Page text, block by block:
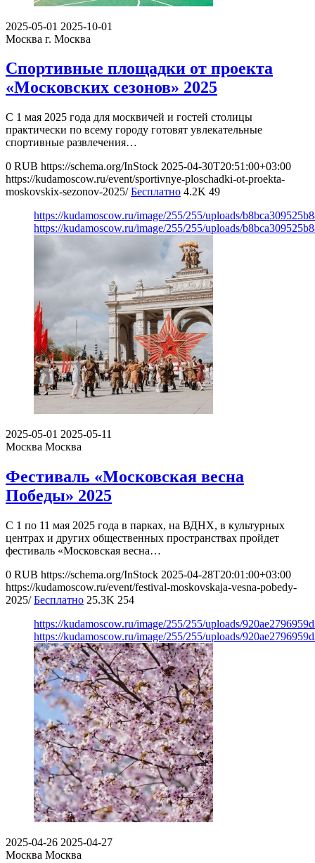
2025-05-01 2025-10-01
Москва г. Москва
Спортивные площадки от проекта
«Московских сезонов» 2025
С 1 мая 2025 года для москвичей и гостей столицы
практически по всему городу готовят увлекательные
спортивные развлечения…
0 RUB https://schema.org/InStock 2025-04-30T20:51:00+03:00
https://kudamoscow.ru/event/sportivnye-ploschadki-ot-proekta-
moskovskix-sezonov-2025/ Бесплатно 4.2K 49
https://kudamoscow.ru/image/255/255/uploads/
https://kudamoscow.ru/image/255/255/uploads/
2025-05-01 2025-05-11
Москва Москва
Фестиваль «Московская весна
Победы» 2025
С 1 по 11 мая 2025 года в парках, на ВДНХ, в культурных
центрах и других общественных пространствах пройдет
фестиваль «Московская весна…
0 RUB https://schema.org/InStock 2025-04-28T20:01:00+03:00
https://kudamoscow.ru/event/festival-moskovskaja-vesna-pobedy-
2025/ Бесплатно 25.3K 254
https://kudamoscow.ru/image/255/255/uploads/
https://kudamoscow.ru/image/255/255/uploads/
2025-04-26 2025-04-27
Москва Москва